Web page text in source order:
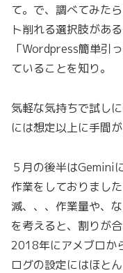
て。で、調べてみた
ト削れる選択肢があ
「Wordpress簡単引
ていることを知り。
気軽な気持ちで試し
には想定以上に手間
５月の後半はGemini
作業をしておりまし
減、、、作業量や、
を考えると、割りが
2018年にアメブロか
ログの設定にはほと